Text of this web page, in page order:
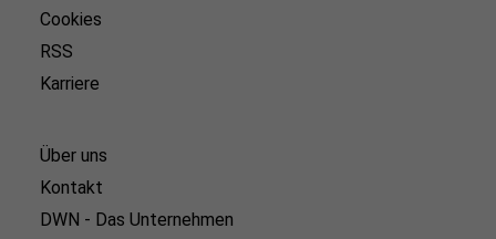
Cookies
RSS
Karriere
Über uns
Kontakt
DWN - Das Unternehmen